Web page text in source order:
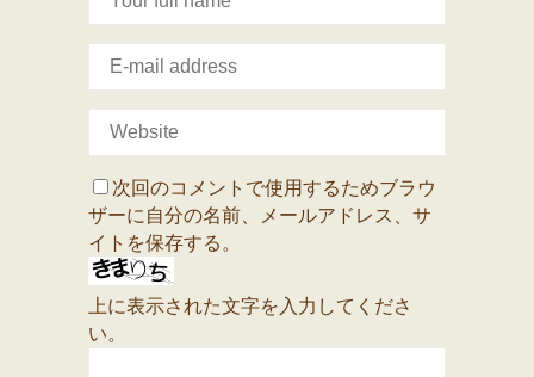
次回のコメントで使用するためブラウ
ザーに自分の名前、メールアドレス、サ
イトを保存する。
上に表示された文字を入力してくださ
い。